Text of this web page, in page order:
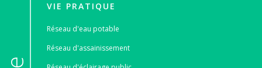
VIE PRATIQUE
Réseau d'eau potable
Réseau d'assainissement